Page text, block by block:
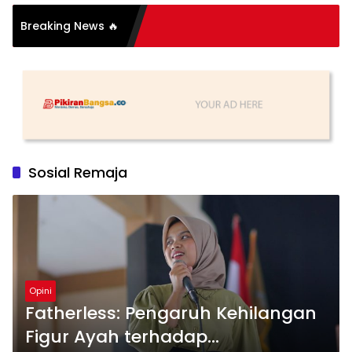
Breaking News 🔥
Organisasi: Antara
dan Substansi
Sosial Remaja
Opini
Fatherless: Pengaruh Kehilangan
Figur Ayah terhadap